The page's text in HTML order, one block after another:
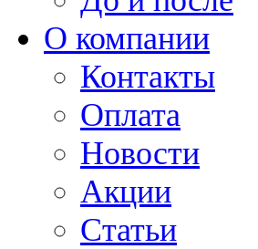
О компании
Контакты
Оплата
Новости
Акции
Статьи